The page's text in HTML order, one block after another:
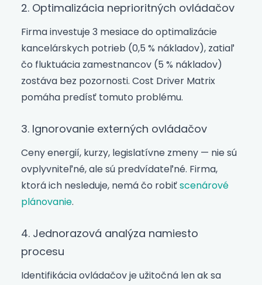
2. Optimalizácia neprioritných ovládačov
Firma investuje 3 mesiace do optimalizácie
kancelárskych potrieb (0,5 % nákladov), zatiaľ
čo fluktuácia zamestnancov (5 % nákladov)
zostáva bez pozornosti. Cost Driver Matrix
pomáha predísť tomuto problému.
3. Ignorovanie externých ovládačov
Ceny energií, kurzy, legislatívne zmeny — nie sú
ovplyvniteľné, ale sú predvídateľné. Firma,
ktorá ich nesleduje, nemá čo robiťscenárové
plánovanie.
4. Jednorazová analýza namiesto
procesu
Identifikácia ovládačov je užitočná len ak sa